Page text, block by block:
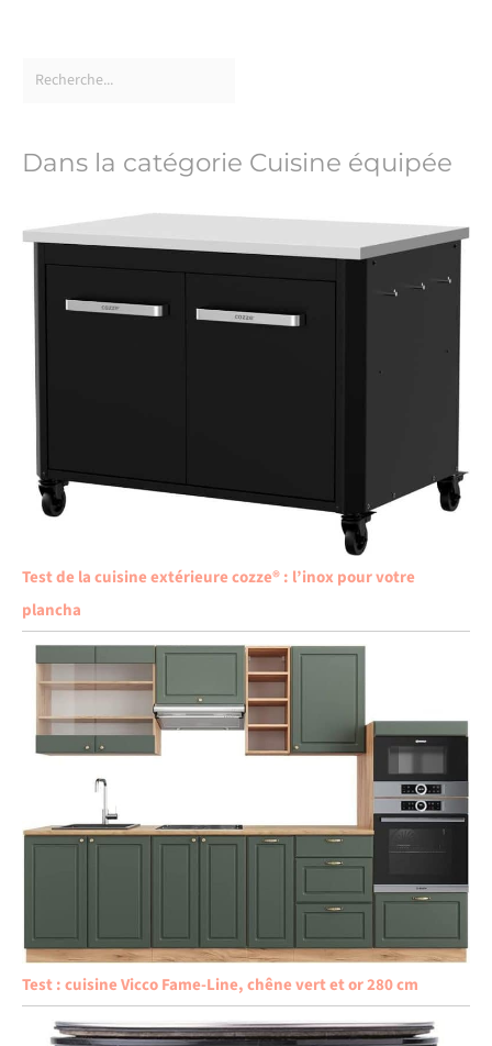
Dans la catégorie Cuisine équipée
Test de la cuisine extérieure cozze® : l’inox pour votre
plancha
Test : cuisine Vicco Fame-Line, chêne vert et or 280 cm